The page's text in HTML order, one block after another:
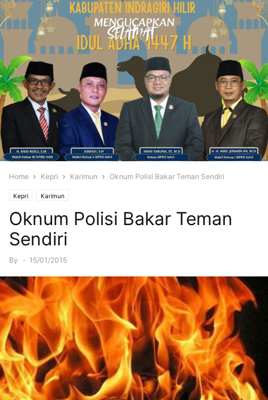
Home Kepri Karimun Oknum Polisi Bakar Teman Sendiri
Kepri Karimun
Oknum Polisi Bakar Teman
Sendiri
By - 15/01/2015